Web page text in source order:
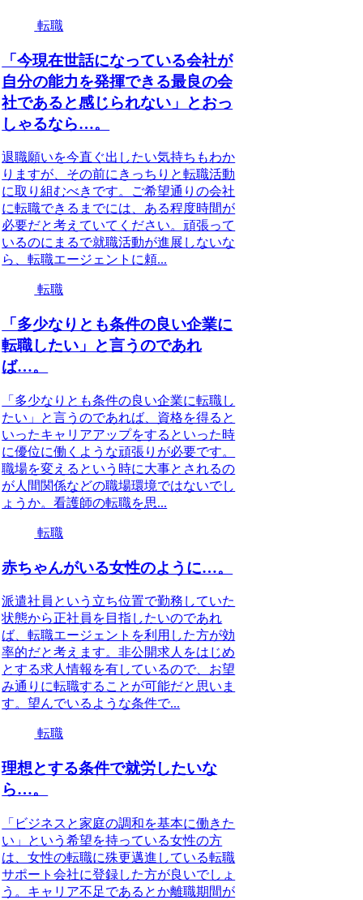
転職
「今現在世話になっている会社が
自分の能力を発揮できる最良の会
社であると感じられない」とおっ
しゃるなら…。
退職願いを今直ぐ出したい気持ちもわか
りますが、その前にきっちりと転職活動
に取り組むべきです。ご希望通りの会社
に転職できるまでには、ある程度時間が
必要だと考えていてください。頑張って
いるのにまるで就職活動が進展しないな
ら、転職エージェントに頼...
転職
「多少なりとも条件の良い企業に
転職したい」と言うのであれ
ば…。
「多少なりとも条件の良い企業に転職し
たい」と言うのであれば、資格を得ると
いったキャリアアップをするといった時
に優位に働くような頑張りが必要です。
職場を変えるという時に大事とされるの
が人間関係などの職場環境ではないでし
ょうか。看護師の転職を思...
転職
赤ちゃんがいる女性のように…。
派遣社員という立ち位置で勤務していた
状態から正社員を目指したいのであれ
ば、転職エージェントを利用した方が効
率的だと考えます。非公開求人をはじめ
とする求人情報を有しているので、お望
み通りに転職することが可能だと思いま
す。望んでいるような条件で...
転職
理想とする条件で就労したいな
ら…。
「ビジネスと家庭の調和を基本に働きた
い」という希望を持っている女性の方
は、女性の転職に殊更邁進している転職
サポート会社に登録した方が良いでしょ
う。キャリア不足であるとか離職期間が